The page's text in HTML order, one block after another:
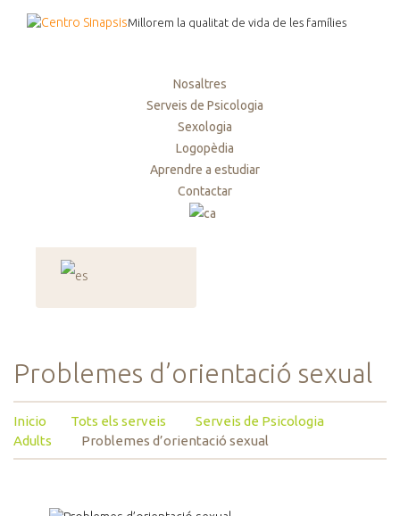
Millorem la qualitat de vida de les famílies
Nosaltres
Serveis de Psicologia
Sexologia
Logopèdia
Aprendre a estudiar
Contactar
Problemes d’orientació sexual
Inicio Tots els serveis
Serveis de Psicologia
Adults
Problemes d’orientació sexual